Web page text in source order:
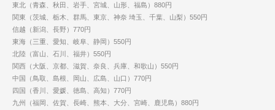
東北（青森、秋田、岩手、宮城、山形、福島）880円
関東（茨城、栃木、群馬、東京、神奈 埼玉、千葉、山梨）550円
信越（新潟、長野）770円
東海（三重、愛知、岐阜、静岡）550円
北陸（富山、石川、福井）550円
関西（大阪、京都、滋賀、奈良、兵庫、和歌山）550円
中国（鳥取、島根、岡山、広島、山口）770円
四国（香川、愛媛、徳島、高知）770円
九州（福岡、佐賀、長崎、熊本、大分、宮崎、鹿児島）880円